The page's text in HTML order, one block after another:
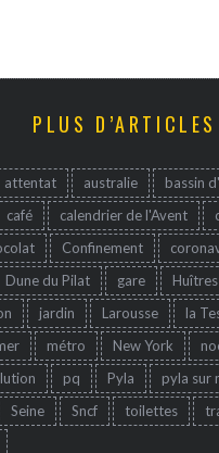
PLUS D’ARTICLES
attentat australie
bassin
café calendrier de l'Avent
Confinement
Dune du Pilat gare Huîtres
jardin Larousse la
métro New York
pq Pyla pyla sur
Seine Sncf toilettes